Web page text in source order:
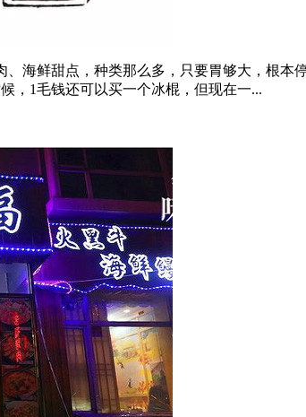
海鲜甜点，种类那么多，只要胃够大，根
，1毛钱还可以买一个冰棍，但现在一...